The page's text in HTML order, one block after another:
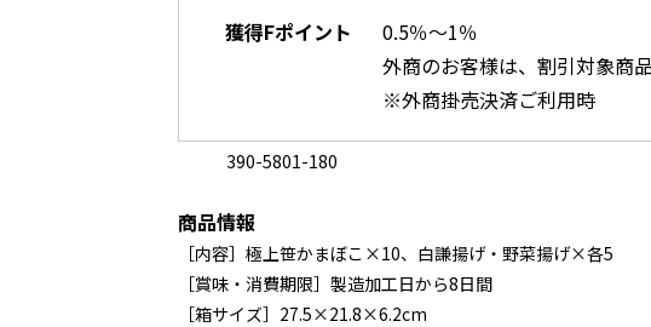
獲得Fポイント
0.5％～1％
外商のお客様は、割引対象商品
※外商掛売決済ご利用時
390-5801-180
商品情報
［内容］極上笹かまぼこ×10、白謙揚げ・野菜揚げ×各5
［賞味・消費期限］製造加工日から8日間
［箱サイズ］27.5×21.8×6.2cm